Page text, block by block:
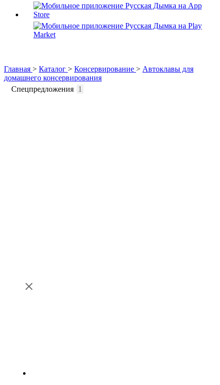
Главная > Каталог > Консервирование > Автоклавы для
домашнего консервирования
Спецпредложения 1